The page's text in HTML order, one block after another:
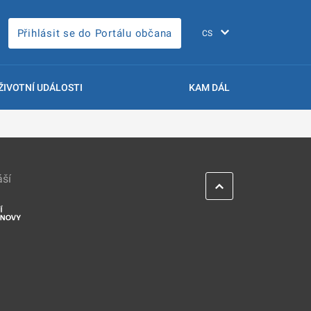
Přihlásit se do Portálu občana
UDÁLOSTI KAM DÁL